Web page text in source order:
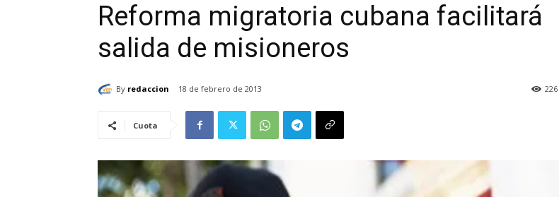
Reforma migratoria cubana facilitará
salida de misioneros
By redaccion 18 de febrero de 2013 226
Cuota